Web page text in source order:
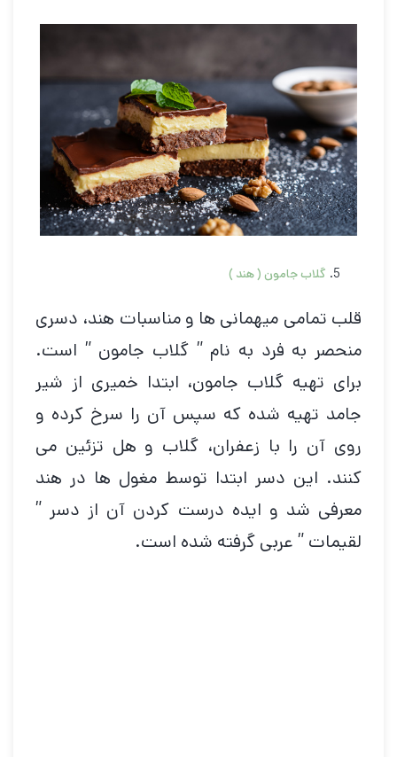
گلاب جامون ( هند )
قلب تمامی میهمانی ها و مناسبات هند، دسری
منحصر به فرد به نام ” گلاب جامون ” است.
برای تهیه گلاب جامون، ابتدا خمیری از شیر
جامد تهیه شده که سپس آن را سرخ کرده و
روی آن را با زعفران، گلاب و هل تزئین می
کنند. این دسر ابتدا توسط مغول ها در هند
معرفی شد و ایده درست کردن آن از دسر ”
لقیمات ” عربی گرفته شده است.